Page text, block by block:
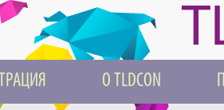
О TLDCON